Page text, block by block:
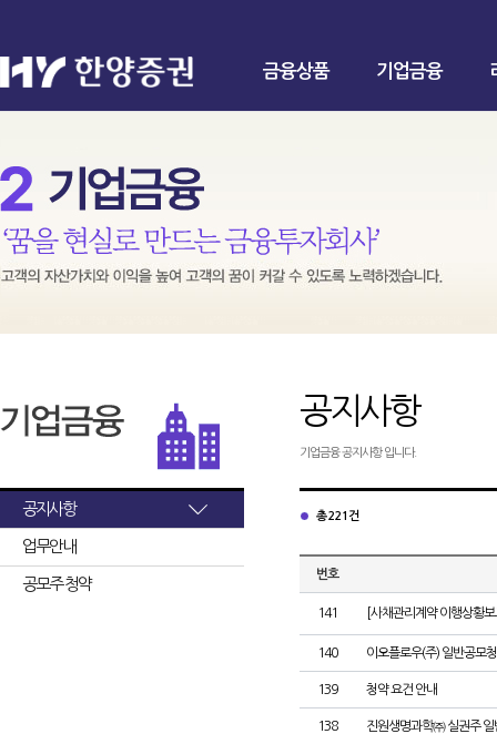
금융상품 기업금융
공지사항
업무안내
공모주 청약
공지사항
기업금융 공지사항 입니다.
총 221건
번호
141 [사채관리계약 이행상황
140 이오플로우(주) 일반공모
139 청약 요건 안내
138 진원생명과학㈜ 실권주 일